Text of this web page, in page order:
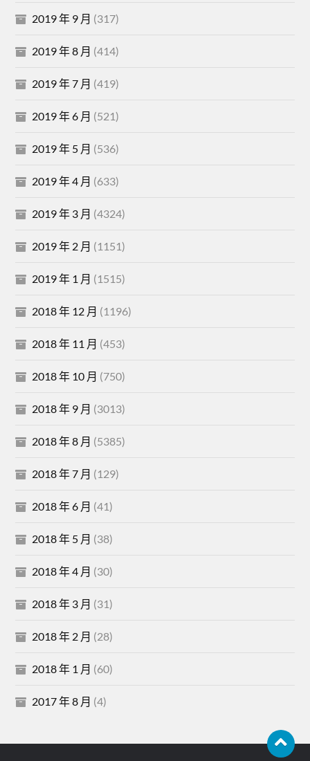
2019 年 9 月 (317)
2019 年 8 月 (414)
2019 年 7 月 (419)
2019 年 6 月 (521)
2019 年 5 月 (536)
2019 年 4 月 (633)
2019 年 3 月 (4324)
2019 年 2 月 (1151)
2019 年 1 月 (1515)
2018 年 12 月 (1196)
2018 年 11 月 (453)
2018 年 10 月 (750)
2018 年 9 月 (3013)
2018 年 8 月 (5385)
2018 年 7 月 (129)
2018 年 6 月 (41)
2018 年 5 月 (38)
2018 年 4 月 (30)
2018 年 3 月 (31)
2018 年 2 月 (28)
2018 年 1 月 (60)
2017 年 8 月 (4)